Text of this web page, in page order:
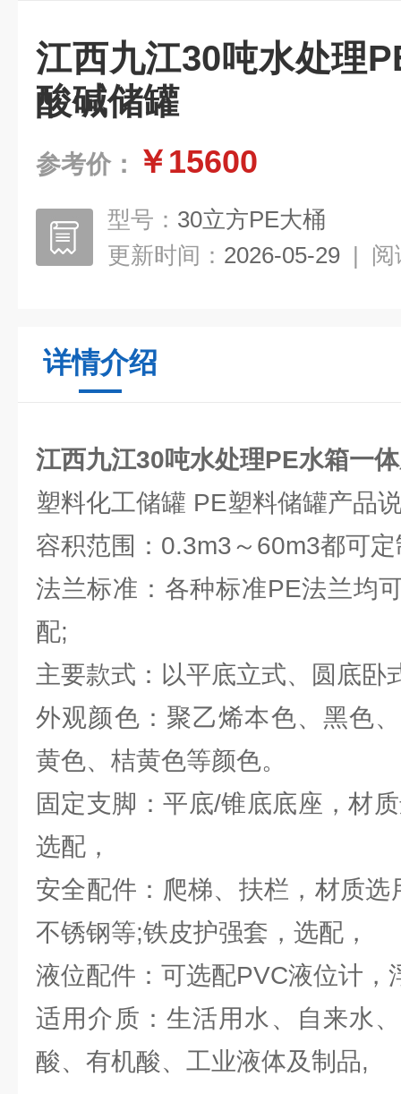
江西九江30吨水处理
酸碱储罐
参考价： ￥15600
型号： 30立方PE大桶
更新时间： 2026-05-29 | 阅
详情介绍
江西九江30吨水处理PE水箱一
塑料化工储罐 PE塑料储罐产品
容积范围：0.3m3～60m3都可定
法兰标准：各种标准PE法兰均
配;
主要款式：以平底立式、圆底卧
外观颜色：聚乙烯本色、黑色
黄色、桔黄色等颜色。
固定支脚：平底/锥底底座，材
选配，
安全配件：爬梯、扶栏，材质
不锈钢等;铁皮护强套，选配，
液位配件：可选配PVC液位计，
适用介质：生活用水、自来水
酸、有机酸、工业液体及制品,